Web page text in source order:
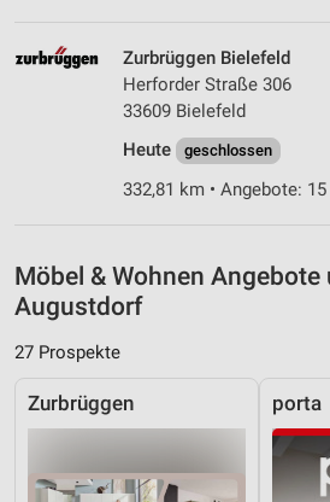
Zurbrüggen Bielefeld
Herforder Straße 306
33609 Bielefeld
Heute
geschlossen
332,81 km • Angebote:
Möbel & Wohnen
Augustdorf
27 Prospekte
Zurbrüggen porta